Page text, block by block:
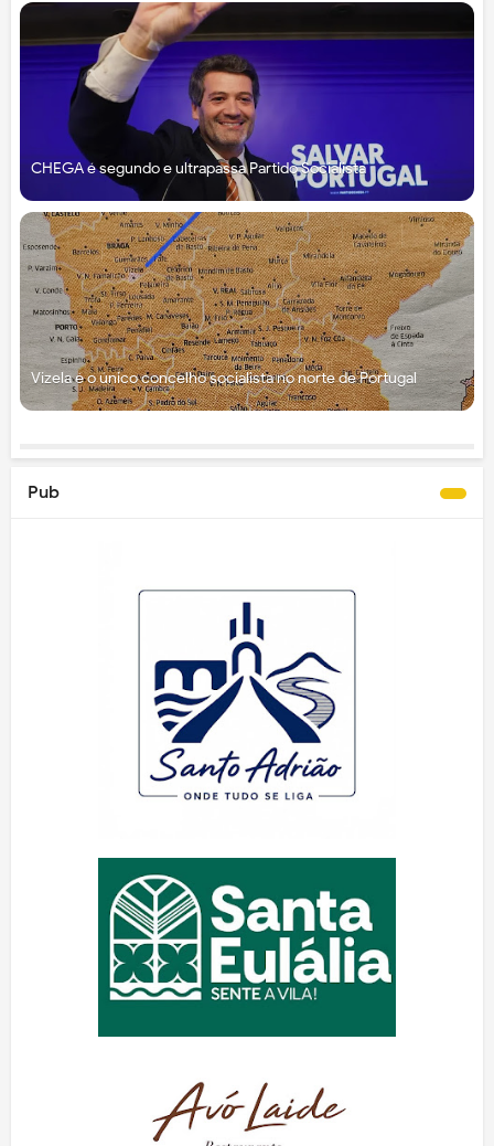
CHEGA é segundo e ultrapassa Partido Socialista
Vizela é o único concelho socialista no norte de Portugal
Pub